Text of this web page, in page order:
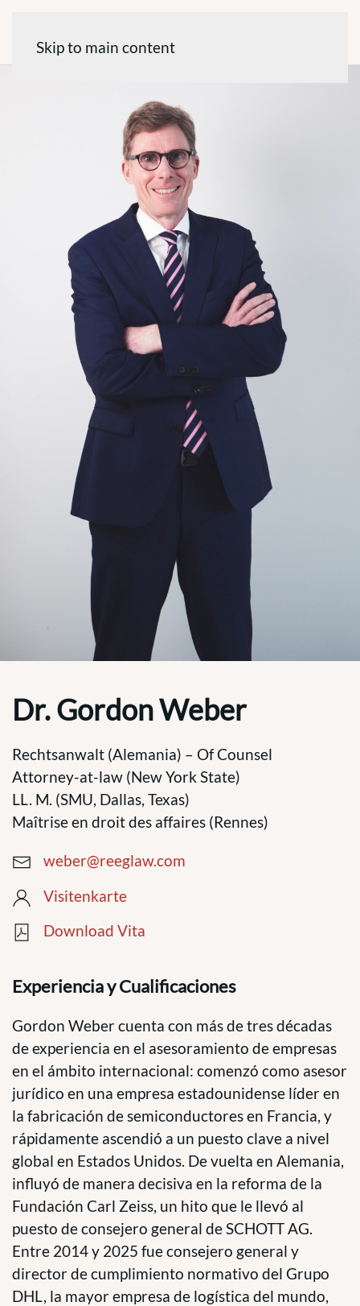
Skip to main content
Dr. Gordon Weber
Rechtsanwalt (Alemania) – Of Counsel
Attorney-at-law (New York State)
LL. M. (SMU, Dallas, Texas)
Maîtrise en droit des affaires (Rennes)
weber@reeglaw.com
Visitenkarte
Download Vita
Experiencia y Cualificaciones
Gordon Weber cuenta con más de tres décadas
de experiencia en el asesoramiento de empresas
en el ámbito internacional: comenzó como asesor
jurídico en una empresa estadounidense líder en
la fabricación de semiconductores en Francia, y
rápidamente ascendió a un puesto clave a nivel
global en Estados Unidos. De vuelta en Alemania,
influyó de manera decisiva en la reforma de la
Fundación Carl Zeiss, un hito que le llevó al
puesto de consejero general de SCHOTT AG.
Entre 2014 y 2025 fue consejero general y
director de cumplimiento normativo del Grupo
DHL, la mayor empresa de logística del mundo,